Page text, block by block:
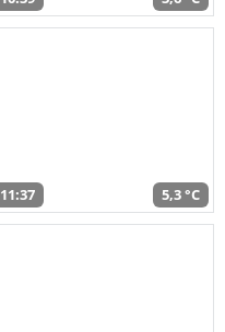
11:37 5,3 °C